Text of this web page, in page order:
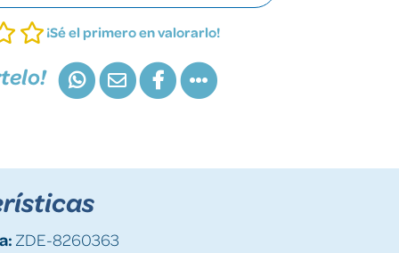
¡Sé el primero en valorarlo!
ZDE-8260363